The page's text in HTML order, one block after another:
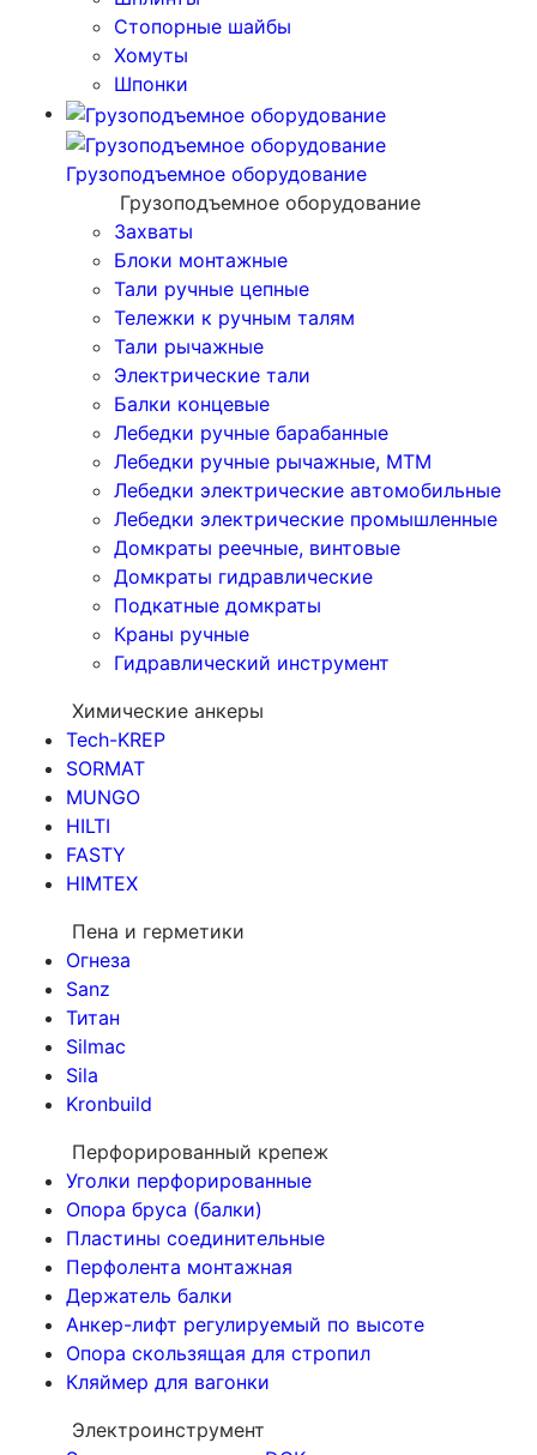
Стопорные шайбы
Хомуты
Шпонки
Грузоподъемное оборудование
Грузоподъемное оборудование
Захваты
Блоки монтажные
Тали ручные цепные
Тележки к ручным талям
Тали рычажные
Электрические тали
Балки концевые
Лебедки ручные барабанные
Лебедки ручные рычажные, МТМ
Лебедки электрические автомобильные
Лебедки электрические промышленные
Домкраты реечные, винтовые
Домкраты гидравлические
Подкатные домкраты
Краны ручные
Гидравлический инструмент
Химические анкеры
Tech-KREP
SORMAT
MUNGO
HILTI
FASTY
HIMTEX
Пена и герметики
Огнеза
Sanz
Титан
Silmac
Sila
Kronbuild
Перфорированный крепеж
Уголки перфорированные
Опора бруса (балки)
Пластины соединительные
Перфолента монтажная
Держатель балки
Анкер-лифт регулируемый по высоте
Опора скользящая для стропил
Кляймер для вагонки
Электроинструмент